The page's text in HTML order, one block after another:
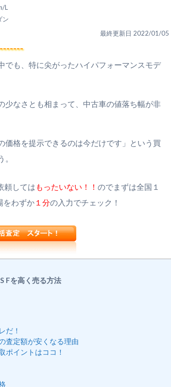
L
ン
最終更新日 2022/01/05
でも、特に尖がったハイパフォーマンスモデ
少なさとも相まって、中古車の値落ち幅が非
価格を提示できるのは今だけです」という買
頼しては もったいない！！ のでまずは全国１
をわずか １分の入力でチェック！
Fを高く売る方法
だ！
査定額が安くなる理由
ポイントはココ！